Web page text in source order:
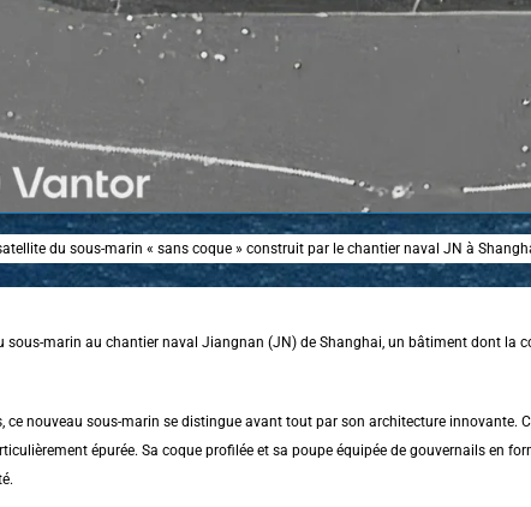
du sous-marin « sans coque » construit par le chantier naval JN à
sous-marin au chantier naval Jiangnan (JN) de Shanghai, un bâtiment dont la
ce nouveau sous-marin se distingue avant tout par son architecture
épurée. Sa coque profilée et sa poupe équipée de gouvernails en